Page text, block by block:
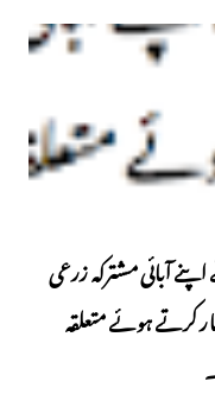
آبائی مشترکہ زرعی
کرتے ہوئے متعلقہ